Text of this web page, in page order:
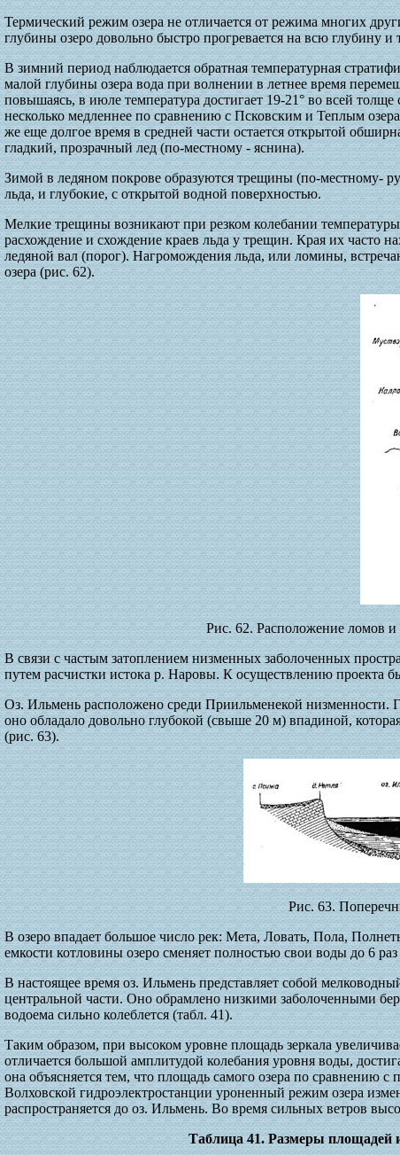
Термический режим озера не отличается от режима многих
глубины озеро довольно быстро прогревается на всю глубину и
В зимний период наблюдается обратная температурная
малой глубины озера вода при волнении в летнее время
повышаясь, в июле температура достигает 19-21° во всей
несколько медленнее по сравнению с Псковским и Теплым
же еще долгое время в средней части остается открытой
гладкий, прозрачный лед (по-местному - яснина).
Зимой в ледяном покрове образуются трещины (по-местному-
льда, и глубокие, с открытой водной поверхностью.
Мелкие трещины возникают при резком колебании
расхождение и схождение краев льда у трещин. Края их часто
ледяной вал (порог). Нагромождения льда, или ломины,
озера (рис. 62).
Рис. 62. Расположение ломов и
В связи с частым затоплением низменных заболоченных
путем расчистки истока р. Наровы. К осуществлению проекта
Оз. Ильмень расположено среди Приильменекой низменности.
оно обладало довольно глубокой (свыше 20 м) впадиной,
(рис. 63).
Рис. 63.
В озеро впадает большое число рек: Мета, Ловать, Пола,
емкости котловины озеро сменяет полностью свои воды до 6
В настоящее время оз. Ильмень представляет собой
центральной части. Оно обрамлено низкими заболоченными
водоема сильно колеблется (табл. 41).
Таким образом, при высоком уровне площадь зеркала
отличается большой амплитудой колебания уровня воды,
она объясняется тем, что площадь самого озера по сравнению
Волховской гидроэлектростанции уроненный режим озера
распространяется до оз. Ильмень. Во время сильных ветров
Таблица 41. Размеры площадей